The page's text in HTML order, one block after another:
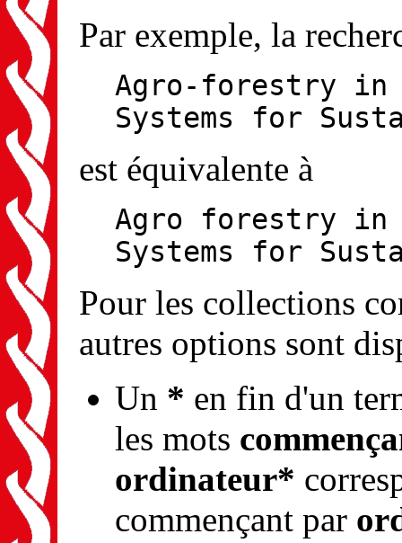
Par exemple, la
Agro-forestry
Systems for
est équivalente à
Agro forestry
Systems for
Pour les collections
autres options sont
Un * en fin d'un
les mots
ordinateur*
commençant par